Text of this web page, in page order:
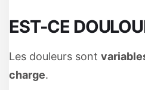
EST-CE
Les douleurs sont
charge.